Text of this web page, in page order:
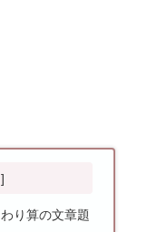
り算の文章題